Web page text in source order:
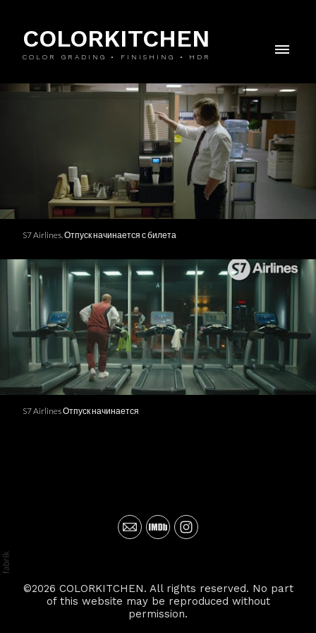
COLORKITCHEN
COLOR GRADING • FINISHING • HDR
S7 Airlines. Отпуск начинается с билета
S7 Airlines Отпуск начинается
©2026 COLORKITCHEN. All rights reserved. No part
of this website may be reproduced without
permission.